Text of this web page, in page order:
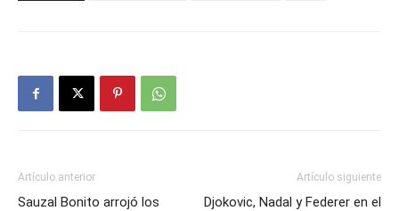
Artículo anterior
Sauzal Bonito arrojó los
Artículo siguiente
Djokovic, Nadal y Federer en el